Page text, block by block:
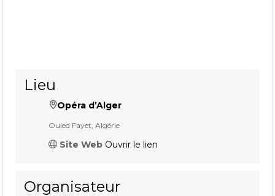
Lieu
Opéra d’Alger
Ouled Fayet, Algérie
Site Web Ouvrir le lien
Organisateur